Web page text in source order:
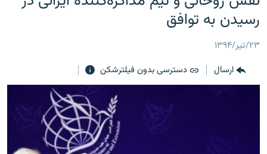
اصلی
رفتن
صفحه
جستجو
جهان
برنامه‌های رادیویی
پادکست
چندرسانه‌ای
رسیدن به‌ توافق
۲۳/تیر/۱۳۹۴
ارسال
دسترسی بدون فیلترشکن